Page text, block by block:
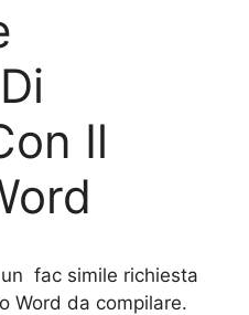
Il
fac simile richiesta
Word da compilare.